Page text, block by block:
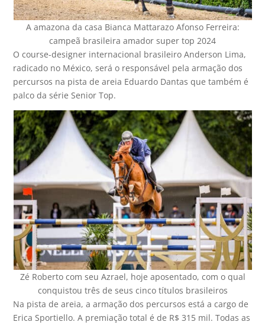
A amazona da casa Bianca Mattarazo Afonso Ferreira:
campeã brasileira amador super top 2024
O course-designer internacional brasileiro Anderson Lima,
radicado no México, será o responsável pela armação dos
percursos na pista de areia Eduardo Dantas que também é
palco da série Senior Top.
Zé Roberto com seu Azrael, hoje aposentado, com o qual
conquistou três de seus cinco títulos brasileiros
Na pista de areia, a armação dos percursos está a cargo de
Erica Sportiello. A premiação total é de R$ 315 mil. Todas as